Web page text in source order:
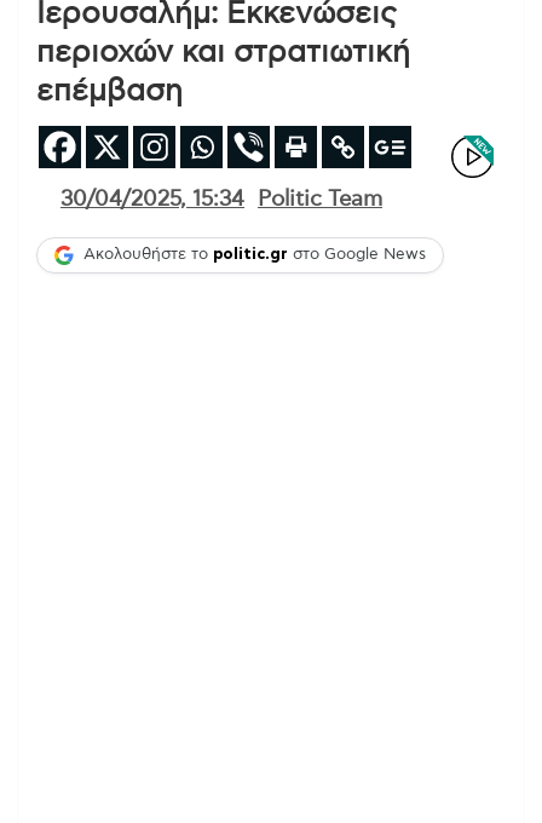
Ιερουσαλήμ: Εκκενώσεις
περιοχών και στρατιωτική
επέμβαση
30/04/2025, 15:34 Politic Team
Ακολουθήστε το politic.gr στο Google News